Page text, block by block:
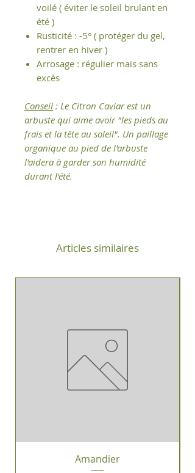
voilé ( éviter le soleil brulant en
été )
Rusticité : -5° ( protéger du gel,
rentrer en hiver )
Arrosage : régulier mais sans
excès
Conseil : Le Citron Caviar est un
arbuste qui aime avoir "les pieds au
frais et la tête au soleil". Un paillage
organique au pied de l'arbuste
l'aidera à garder son humidité
durant l'été.
Articles similaires
Amandier